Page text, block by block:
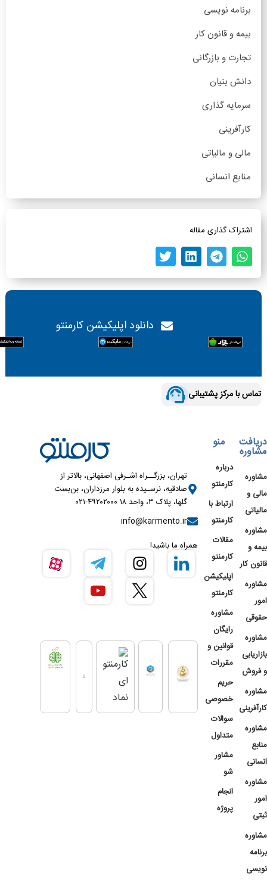
برنامه نویسی
بیمه و قانون کار
تجارت و بازرگانی
دانش بنیان
سرمایه گذاری
کارآفرینی
مالی و مالیاتی
منابع انسانی
اشتراک گذاری مقاله
دانلود اپلیکیشن کارمنتو
تماس با مرکز پشتیبانی
دریافت
مشاوره
مشاوره
مالی و
مالیاتی
مشاوره
بیمه و
قانون کار
مشاوره
امور
حقوقی
مشاوره
بازاریابی
و فروش
مشاوره
کارآفرینی
مشاوره
منابع
انسانی
مشاوره
امور
ثبتی
مشاوره
برنامه
نویسی
منو
درباره
کارمنتو
ارتباط با
کارمنتو
مقالات
کارمنتو
اپلیکیشن
کارمنتو
مشاوره
رایگان
قوانین و
مقررات
حریم
خصوصی
سوالات
متداول
مشاور
شو
انجام
پروژه
تهران، بزرگــراه اشـرفی اصفهانی، بالاتر از
صادقیه، نرسـیده به بلوار مرزداران، بن‌بست
گلها، پلاک ۳، واحد ۱۸ ۴۹۲۰۲۰۰۰-۰۲۱
info@karmento.ir
همراه ما باشید!